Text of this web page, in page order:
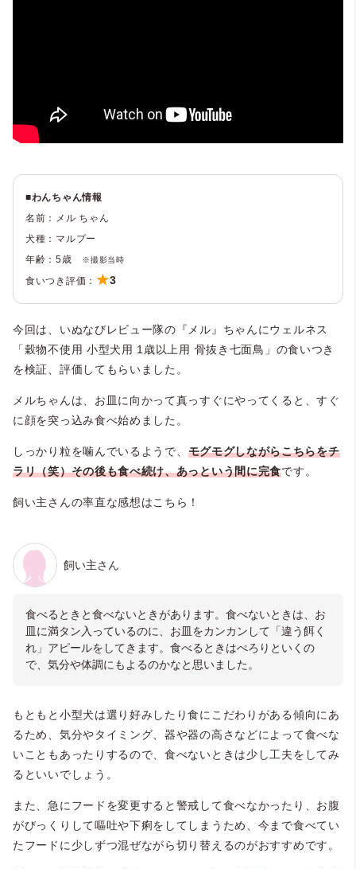
■わんちゃん情報
名前：メル ちゃん
犬種：マルプー
年齢：5歳
※撮影当時
食いつき評価： ★3
今回は、いぬなびレビュー隊の『メル』ちゃんにウェルネス
「穀物不使用 小型犬用 1歳以上用 骨抜き七面鳥」の食いつき
を検証、評価してもらいました。
メルちゃんは、お皿に向かって真っすぐにやってくると、すぐ
に顔を突っ込み食べ始めました。
しっかり粒を噛んでいるようで、 モグモグしながらこちらをチ
ラリ（笑）その後も食べ続け、あっという間に完食です。
飼い主さんの率直な感想はこちら！
飼い主さん
食べるときと食べないときがあります。食べないときは、お
皿に満タン入っているのに、お皿をカンカンして「違う餌く
れ」アピールをしてきます。食べるときはぺろりといくの
で、気分や体調にもよるのかなと思いました。
もともと小型犬は選り好みしたり食にこだわりがある傾向にあ
るため、気分やタイミング、器や器の高さなどによって食べな
いこともあったりするので、食べないときは少し工夫をしてみ
るといいでしょう。
また、急にフードを変更すると警戒して食べなかったり、お腹
がびっくりして嘔吐や下痢をしてしまうため、今まで食べてい
たフードに少しずつ混ぜながら切り替えるのがおすすめです。